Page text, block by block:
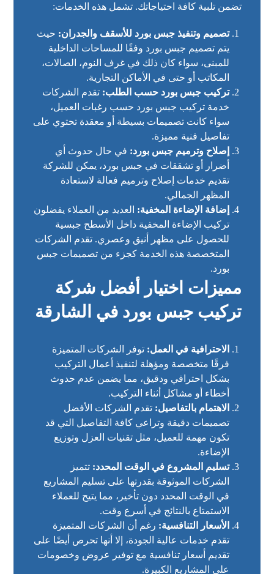
تضمن تلبية كافة احتياجاتك. تشمل هذه الخدمات:
تصميم وتنفيذ جبس بورد للأسقف والجدران: حيث
يتم تصميم جبس بورد وفقًا للمساحات الداخلية
للمبنى، سواء كان ذلك في غرف النوم، الصالات،
المكاتب أو حتى في الأماكن التجارية.
تركيب جبس بورد حسب الطلب: تقدم الشركات
خدمة تركيب جبس بورد حسب رغبات العميل،
سواء كانت تصميمات بسيطة أو معقدة تحتوي على
تفاصيل فنية مميزة.
إصلاح وترميم جبس بورد: في حال حدوث أي
أضرار أو تشققات في جبس بورد، يمكن للشركة
تقديم خدمات إصلاح وترميم فعالة لاستعادة
المظهر الجمالي.
إضافة الإضاءة المخفية: العديد من العملاء يفضلون
تركيب الإضاءة المخفية داخل الأسطح جبسية
للحصول على مظهر أنيق وعصري. تقدم الشركات
المتخصصة هذه الخدمة كجزء من تصميمات جبس
بورد.
مميزات اختيار أفضل شركة
تركيب جبس بورد في الشارقة
الاحترافية في العمل: توفر الشركات المتميزة
فرقًا متخصصة ومؤهلة لتنفيذ أعمال التركيب
بشكل احترافي ودقيق، مما يضمن عدم حدوث
أخطاء أو مشاكل أثناء التركيب.
الاهتمام بالتفاصيل: تقدم الشركات الأفضل
تصميمات دقيقة وتراعي كافة التفاصيل التي قد
تكون مهمة للعميل، مثل تقنيات العزل وتوزيع
الإضاءة.
تسليم المشروع في الوقت المحدد: تتميز
الشركات الموثوقة بقدرتها على تسليم المشاريع
في الوقت المحدد دون تأخير، مما يتيح للعملاء
الاستمتاع بالنتائج في أسرع وقت.
الأسعار التنافسية: رغم أن الشركات المتميزة
تقدم خدمات عالية الجودة، إلا أنها تحرص أيضًا على
تقديم أسعار تنافسية مع توفير عروض وخصومات
على المشاريع الكبيرة.